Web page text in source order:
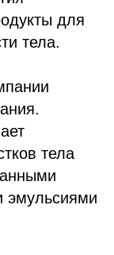
для
тела.
тела